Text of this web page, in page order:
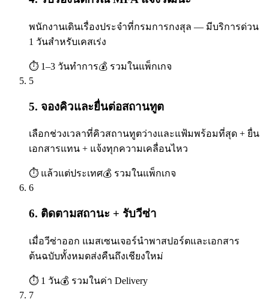
พนักงานเดินเรื่องประจำที่กรมการกงสุล — มีบริการด่วน
1 วันสำหรับเคสเร่ง
⏱ 1–3 วันทำการ💰 รวมในแพ็กเกจ
5
5. จองคิวและยื่นต่อสถานทูต
เลือกช่วงเวลาที่คิวสถานทูตว่างและแฟ้มพร้อมที่สุด + ยื่น
เอกสารแทน + แจ้งทุกความเคลื่อนไหว
⏱ แล้วแต่ประเทศ💰 รวมในแพ็กเกจ
6
6. ติดตามสถานะ + รับวีซ่า
เมื่อวีซ่าออก แมสเซนเจอร์นำพาสปอร์ตและเอกสาร
ต้นฉบับทั้งหมดส่งคืนถึงเชียงใหม่
⏱ 1 วัน💰 รวมในค่า Delivery
7